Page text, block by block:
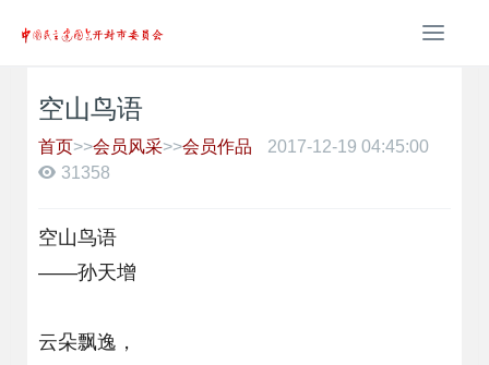
T
空山鸟语
首页>>会员风采>>会员作品
2017-12-19 04:45:00
31358
空山鸟语
——孙天增
云朵飘逸，